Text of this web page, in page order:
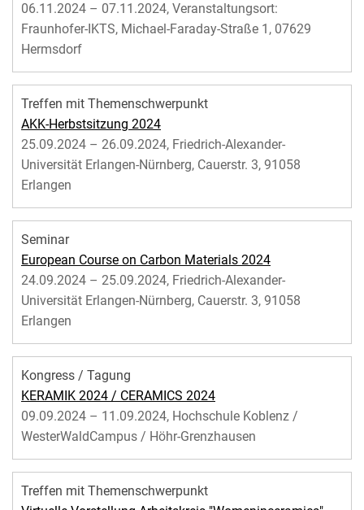
06.11.2024 – 07.11.2024, Veranstaltungsort:
Fraunhofer-IKTS, Michael-Faraday-Straße 1, 07629
Hermsdorf
Treffen mit Themenschwerpunkt
AKK-Herbstsitzung 2024
25.09.2024 – 26.09.2024, Friedrich-Alexander-
Universität Erlangen-Nürnberg, Cauerstr. 3, 91058
Erlangen
Seminar
European Course on Carbon Materials 2024
24.09.2024 – 25.09.2024, Friedrich-Alexander-
Universität Erlangen-Nürnberg, Cauerstr. 3, 91058
Erlangen
Kongress / Tagung
KERAMIK 2024 / CERAMICS 2024
09.09.2024 – 11.09.2024, Hochschule Koblenz /
WesterWaldCampus / Höhr-Grenzhausen
Treffen mit Themenschwerpunkt